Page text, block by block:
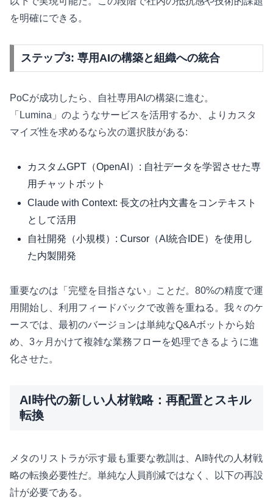
を明確にできる。
ステップ3: 専用AIの構築と組織への統合
PoCが成功したら、自社専用AIの構築に進む。
「Lumina」のようなサービスを活用するか、よりカスタ
マイズ性を求めるなら次の選択肢がある:
カスタムGPT（OpenAI）: 自社データを学習させた専
用チャットボット
Claude with Context: 長文の社内文書をコンテキスト
として活用
自社開発（小規模）: Cursor（AI統合IDE）を使用し
た内製開発
重要なのは「完璧を目指さない」ことだ。80%の精度で運
用開始し、利用フィードバックで改善を重ねる。我々のケ
ースでは、最初のバージョンは単純なQ&Aボットから始
め、3ヶ月かけて複雑な業務フローを処理できるように進
化させた。
AI時代の新しい人材戦略：再配置とスキル
転換
メタのリストラが示す最も重要な教訓は、AI時代の人材戦
略の転換必要性だ。単純な人員削減ではなく、以下の再設
計が必要である。